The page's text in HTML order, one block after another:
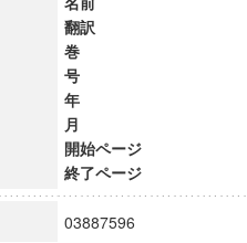
翻訳
巻
号
年
月
開始ページ
終了ページ
03887596